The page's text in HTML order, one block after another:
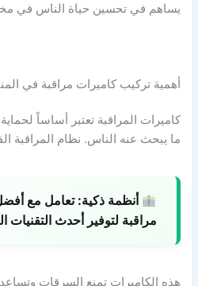
يساهم في تحسين حياة الناس في
أهمية تركيب كاميرات مراقبة في
كاميرات المراقبة تعتبر أساساً
ما يبحث عنه الناس. نظام المراقبة
أنظمة ذكية: تعامل مع
مراقبة لتوفير أحدث التقنيات
هذه الكاميرات تمنع السرقات